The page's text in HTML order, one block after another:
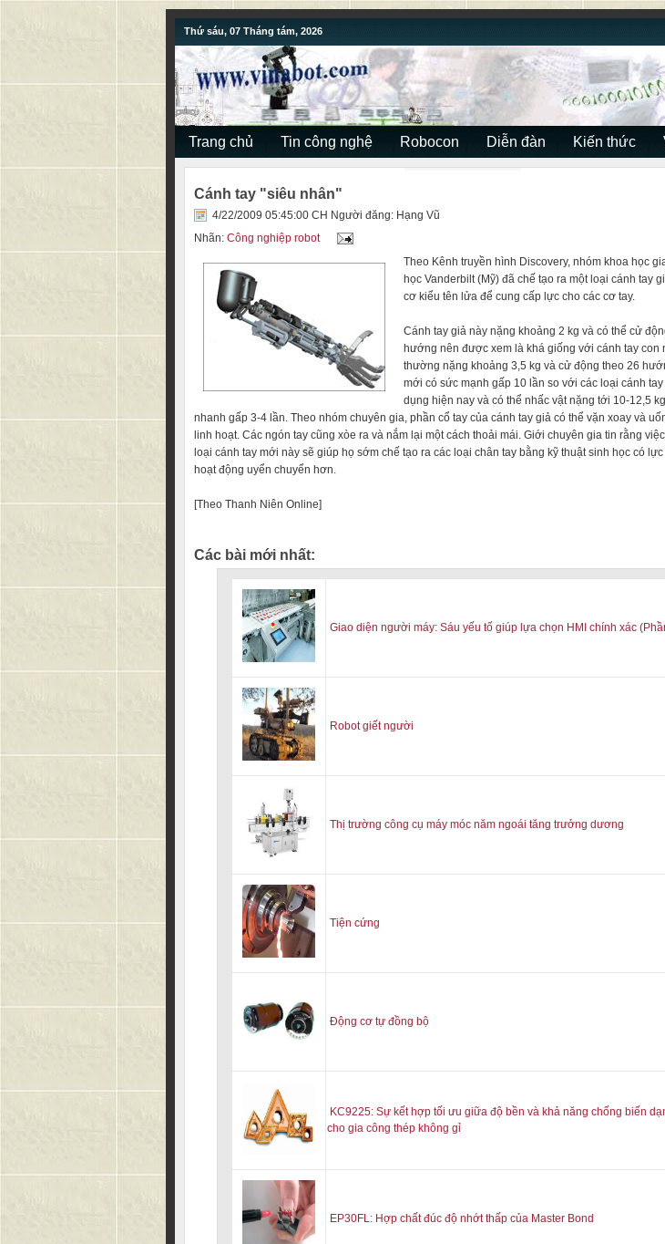
Thứ sáu, 07 Tháng tám, 2026
Trang chủ Tin công nghệ Robocon Diễn đàn Kiến thức
Cánh tay "siêu nhân"
4/22/2009 05:45:00 CH Người đăng: Hạng Vũ
Nhãn: Công nghiệp robot
Theo Kênh truyền hình Discovery, nhóm khoa học
học Vanderbilt (Mỹ) đã chế tạo ra một loại cánh tay
cơ kiểu tên lửa để cung cấp lực cho các cơ tay.
Cánh tay giả này nặng khoảng 2 kg và có thể cử
hướng nên được xem là khá giống với cánh tay con
thường nặng khoảng 3,5 kg và cử động theo 26
mới có sức mạnh gấp 10 lần so với các loại cánh
dụng hiện nay và có thể nhấc vật nặng tới 10-12,5
nhanh gấp 3-4 lần. Theo nhóm chuyên gia, phần cổ tay của cánh tay giả có thể vặn xoay và
linh hoạt. Các ngón tay cũng xòe ra và nắm lại một cách thoải mái. Giới chuyên gia tin rằng
loại cánh tay mới này sẽ giúp họ sớm chế tạo ra các loại chân tay bằng kỹ thuật sinh học có
hoạt động uyển chuyển hơn.
[Theo Thanh Niên Online]
Các bài mới nhất:
Giao diện người máy: Sáu yếu tố giúp lựa chọn HMI chính xác
Robot giết người
Thị trường công cụ máy móc năm ngoái tăng trưởng dương
Tiện cứng
Động cơ tự đồng bộ
KC9225: Sự kết hợp tối ưu giữa độ bền và khả năng chống biến
cho gia công thép không gỉ
EP30FL: Hợp chất đúc độ nhớt thấp của Master Bond